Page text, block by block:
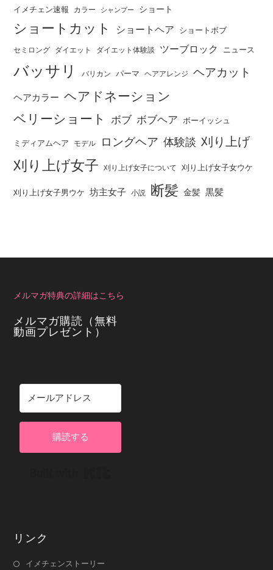
イメチェン速報 カラー シャンプー ショート
ショートカット ショートヘア ショートボブ
セミロング ダイエット ダイエット体験談 ツーブロック ニュース
バッサリ バリカン パーマ ヘアアレンジ ヘアカット
ヘアカラー ヘアドネーション
ベリーショート
ボブ ボブヘア ボーイッシュ
ミディアムヘア モデル ロングヘア 体験談 刈り上げ
刈り上げ女子 刈り上げ女子について 刈り上げ女子女ウケ
刈り上げ女子男ウケ 坊主女子 小説 断髪 金髪 黒髪
メルマガ特典の詳細はこちら
メルマガ購読（無料
動画プレゼント）
購読する
リンク
イメチェンストーリー